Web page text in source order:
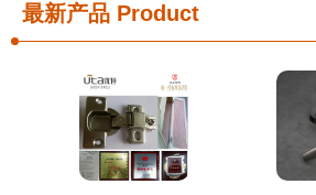
最新产品 Product